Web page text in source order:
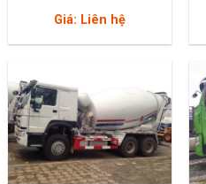
Giá: Liên hệ